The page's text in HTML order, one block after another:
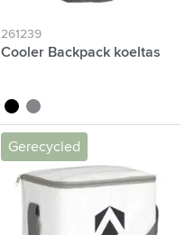
261239
Cooler Backpack koeltas
noir gris
Gerecycled